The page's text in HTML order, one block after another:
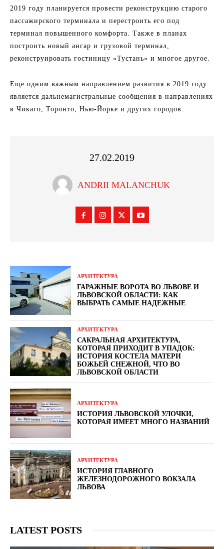
2019 году планируется провести реконструкцию старого
пассажирского терминала и перестроить его под
терминал повышенного комфорта. Также в планах
построить новый ангар и грузовой терминал,
реконструировать гостиницу «Тустань» и многое другое.
Еще одним важным направлением развития в 2019 году
является дальнемагистральные сообщения в направлениях
в Чикаго, Торонто, Нью-Йорке и других городов.
27.02.2019
ANDRII MALANCHUK
АРХИТЕКТУРА
ГАРАЖНЫЕ ВОРОТА ВО ЛЬВОВЕ И
ЛЬВОВСКОЙ ОБЛАСТИ: КАК
ВЫБРАТЬ САМЫЕ НАДЕЖНЫЕ
АРХИТЕКТУРА
САКРАЛЬНАЯ АРХИТЕКТУРА,
КОТОРАЯ ПРИХОДИТ В УПАДОК:
ИСТОРИЯ КОСТЕЛА МАТЕРИ
БОЖЬЕЙ СНЕЖНОЙ, ЧТО ВО
ЛЬВОВСКОЙ ОБЛАСТИ
АРХИТЕКТУРА
ИСТОРИЯ ЛЬВОВСКОЙ УЛОЧКИ,
КОТОРАЯ ИМЕЕТ МНОГО НАЗВАНИЙ
АРХИТЕКТУРА
ИСТОРИЯ ГЛАВНОГО
ЖЕЛЕЗНОДОРОЖНОГО ВОКЗАЛА
ЛЬВОВА
LATEST POSTS